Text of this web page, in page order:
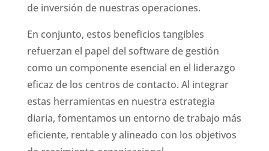
de inversión de nuestras operaciones.
En conjunto, estos beneficios tangibles
refuerzan el papel del software de gestión
como un componente esencial en el liderazgo
eficaz de los centros de contacto. Al integrar
estas herramientas en nuestra estrategia
diaria, fomentamos un entorno de trabajo más
eficiente, rentable y alineado con los objetivos